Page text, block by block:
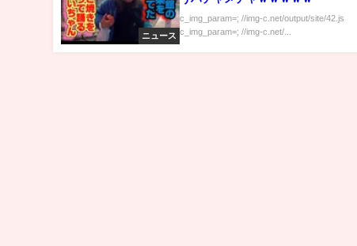
ニュース
c_img_param=; //img-c.net/output/site/42.js
c_img_param=; //img-c.net/...